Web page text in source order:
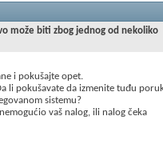
može biti zbog jednog od nekoliko
i pokušajte opet.
li pokušavate da izmenite tuđu
sistemu?
vaš nalog, ili nalog čeka